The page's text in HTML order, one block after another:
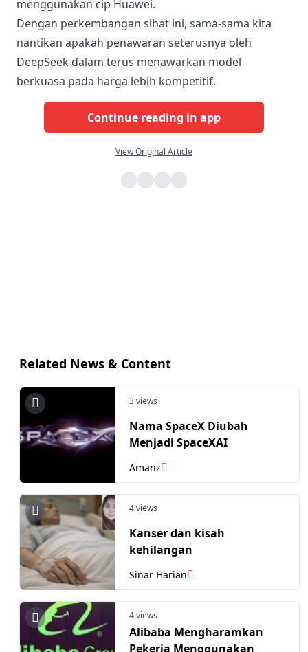
menggunakan cip Huawei.
Dengan perkembangan sihat ini, sama-sama kita
nantikan apakah penawaran seterusnya oleh
DeepSeek dalam terus menawarkan model
berkuasa pada harga lebih kompetitif.
Continue reading in app
View Original Article
Related News & Content
3 views
Nama SpaceX Diubah
Menjadi SpaceXAI
Amanz
4 views
Kanser dan kisah
kehilangan
Sinar Harian
4 views
Alibaba Mengharamkan
Pekerja Menggunakan